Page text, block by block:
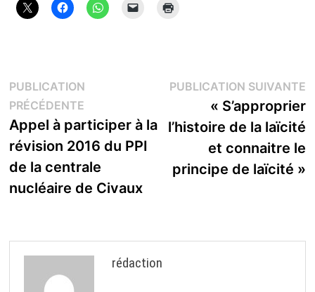
Navigation
de
l’article
PUBLICATION
PRÉCÉDENTEPublication
précédente :
Appel à participer à la
révision 2016 du PPI
de la centrale
nucléaire de Civaux
PUBLICATION SUIVANTE
« S’approprier
l’histoire de la laïcité
et connaitre le
principe de laïcité »
rédaction